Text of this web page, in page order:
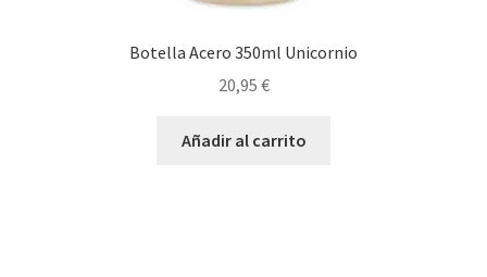
Botella Acero 350ml Unicornio
20,95 €
Añadir al carrito